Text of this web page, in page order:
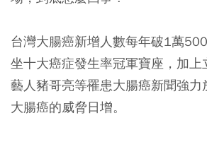
台灣大腸癌新增人數每年破1萬
坐十大癌症發生率冠軍寶座，加上
藝人豬哥亮等罹患大腸癌新聞強力
大腸癌的威脅日增。